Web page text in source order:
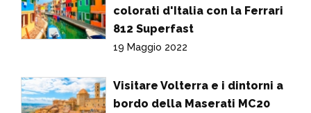
colorati d'Italia con la Ferrari
812 Superfast
19 Maggio 2022
Visitare Volterra e i dintorni a
bordo della Maserati MC20